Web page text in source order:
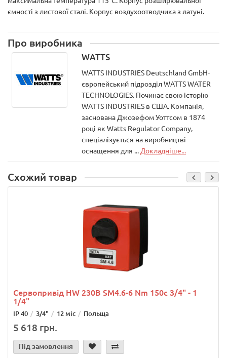
ємності з листової сталі. Корпус воздухоотводчика з латуні.
Про виробника
WATTS
WATTS INDUSTRIES Deutschland GmbH-
європейський підрозділ WATTS WATER
TECHNOLOGIES. Починає свою історію
WATTS INDUSTRIES в США. Компанія,
заснована Джозефом Уоттсом в 1874
році як Watts Regulator Company,
спеціалізується на виробництві
оснащення для ... Докладніше...
Схожий товар
Сервопривід HW 230В SM4.6-6 Nm 150c 3/4" - 1
1/4"
IР 40 3/4" 12 міс Польща
5 618 грн.
Під замовлення